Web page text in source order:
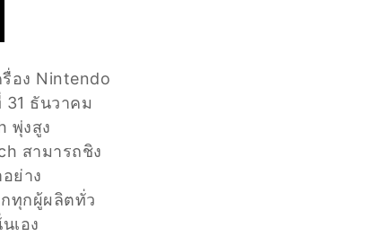
อง Nintendo
ธันวาคม
พุ่งสูง
สามารถชิง
ย่าง
กทุกผู้ผลิตทั่ว
เอง